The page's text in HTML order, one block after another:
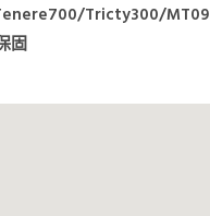
Tricty300/MT09
固